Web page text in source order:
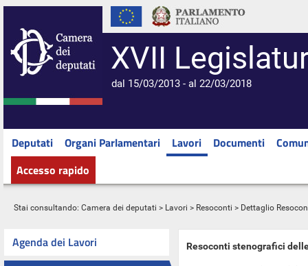
XVII
dal 15/03/2013 - al 22/03/2018
Deputati Organi Parlamentari Lavori Documenti
Accesso rapido
Stai consultando: Camera dei deputati > Lavori > Resoconti > Dettaglio
Agenda dei Lavori
Resoconti stenografici